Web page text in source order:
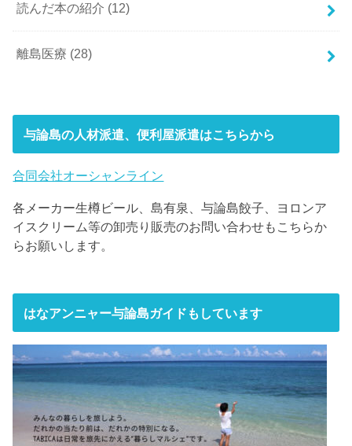
読んだ本の紹介 (12)
離島医療 (28)
与論島の人材派遣、便利屋派遣はこちらから
合同会社オーシャンライン
各メーカー生樽ビール、島有泉、与論島餃子、ヨロンア
イスクリーム等の卸売り販売のお問い合わせもこちらか
らお願いします。
はなアンニャー与論島ガイドもしています